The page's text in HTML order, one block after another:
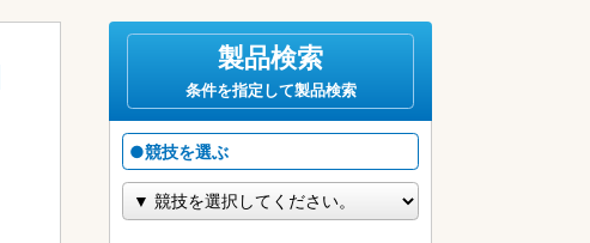
製品検索
条件を指定して製品検索
●競技を選ぶ